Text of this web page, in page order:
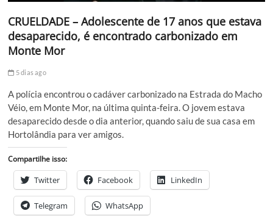
CRUELDADE – Adolescente de 17 anos que estava
desaparecido, é encontrado carbonizado em
Monte Mor
5 dias ago
A polícia encontrou o cadáver carbonizado na Estrada do Macho
Véio, em Monte Mor, na última quinta-feira. O jovem estava
desaparecido desde o dia anterior, quando saiu de sua casa em
Hortolândia para ver amigos.
Compartilhe isso:
Twitter Facebook LinkedIn
Telegram WhatsApp